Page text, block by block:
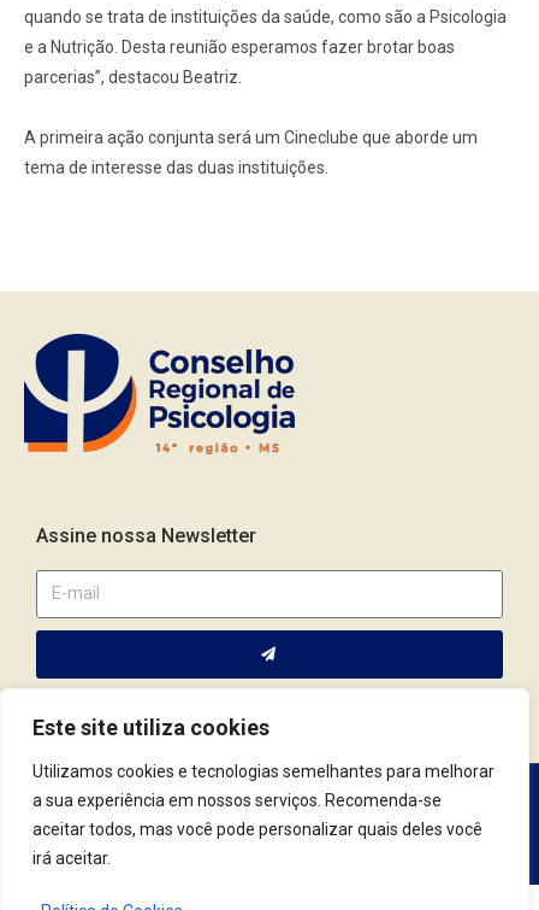
Este site utiliza cookies
Utilizamos cookies e tecnologias semelhantes para melhorar
a sua experiência em nossos serviços. Recomenda-se
aceitar todos, mas você pode personalizar quais deles você
irá aceitar.
quando se trata de instituições da saúde, como são a Psicologia
e a Nutrição. Desta reunião esperamos fazer brotar boas
parcerias”, destacou Beatriz.
A primeira ação conjunta será um Cineclube que aborde um
tema de interesse das duas instituições.
Assine nossa Newsletter
Av. Fernando Corrêa da Costa, 2044 | Cep.: 79.004-311 | Campo
Grande / MS | (67) 3382.4801 | (67) 9123.7759